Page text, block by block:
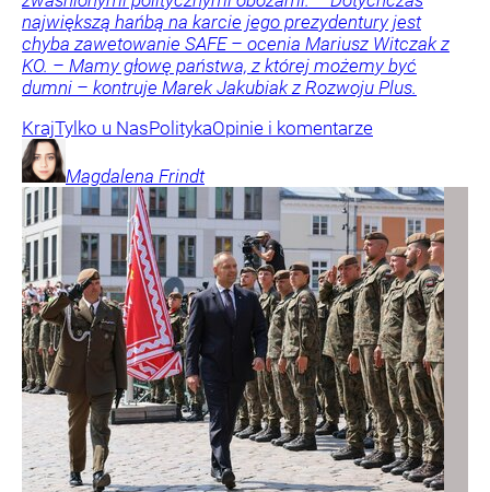
największą hańbą na karcie jego prezydentury jest
chyba zawetowanie SAFE – ocenia Mariusz Witczak z
KO. – Mamy głowę państwa, z której możemy być
dumni – kontruje Marek Jakubiak z Rozwoju Plus.
KrajTylko u NasPolitykaOpinie i komentarze
Magdalena Frindt